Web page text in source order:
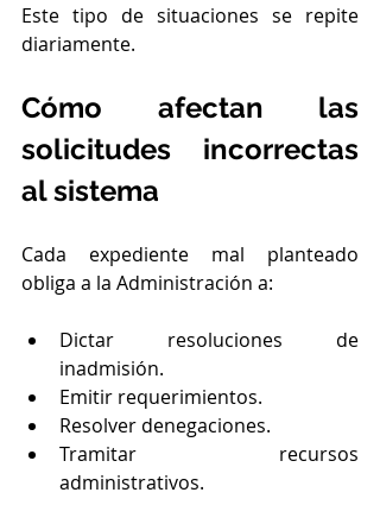
Este tipo de situaciones se repite
diariamente.
Cómo afectan las
solicitudes incorrectas
al sistema
Cada expediente mal planteado
obliga a la Administración a:
Dictar resoluciones de
inadmisión.
Emitir requerimientos.
Resolver denegaciones.
Tramitar recursos
administrativos.